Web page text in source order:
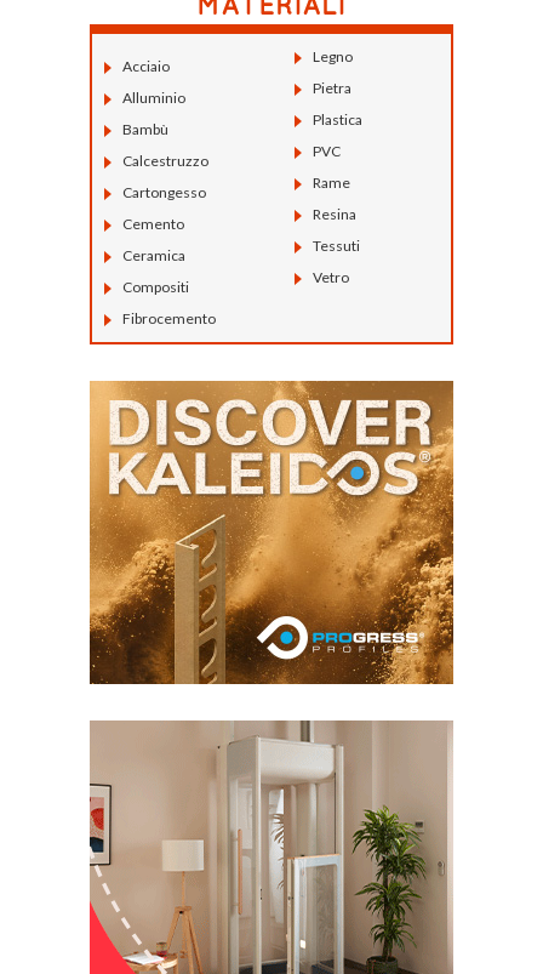
Acciaio
Alluminio
Bambù
Calcestruzzo
Cartongesso
Cemento
Ceramica
Compositi
Fibrocemento
Legno
Pietra
Plastica
PVC
Rame
Resina
Tessuti
Vetro